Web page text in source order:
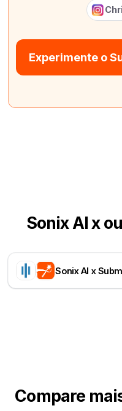
Experimente o
Sonix AI x
Sonix AI x
Compare